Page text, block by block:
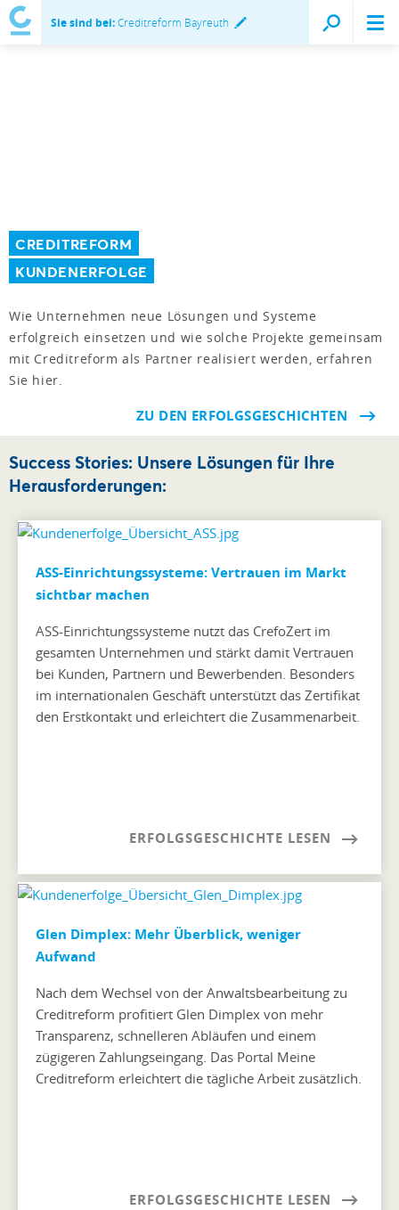
Sie sind bei:Creditreform Bayreuth
CREDITREFORM
KUNDENERFOLGE
Wie Unternehmen neue Lösungen und Systeme
erfolgreich einsetzen und wie solche Projekte gemeinsam
mit Creditreform als Partner realisiert werden, erfahren
Sie hier.
ZU DEN ERFOLGSGESCHICHTEN
Success Stories: Unsere Lösungen für Ihre
Herausforderungen:
ASS-Einrichtungssysteme: Vertrauen im Markt
sichtbar machen
ASS-Einrichtungssysteme nutzt das CrefoZert im
gesamten Unternehmen und stärkt damit Vertrauen
bei Kunden, Partnern und Bewerbenden. Besonders
im internationalen Geschäft unterstützt das Zertifikat
den Erstkontakt und erleichtert die Zusammenarbeit.
ERFOLGSGESCHICHTE LESEN
Glen Dimplex: Mehr Überblick, weniger
Aufwand
Nach dem Wechsel von der Anwaltsbearbeitung zu
Creditreform profitiert Glen Dimplex von mehr
Transparenz, schnelleren Abläufen und einem
zügigeren Zahlungseingang. Das Portal Meine
Creditreform erleichtert die tägliche Arbeit zusätzlich.
ERFOLGSGESCHICHTE LESEN